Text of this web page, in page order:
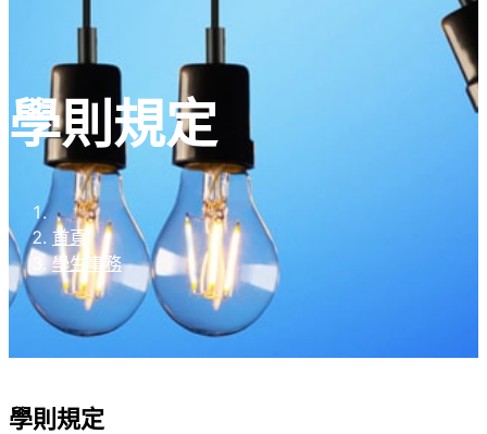
學則規定
首頁
學生事務
學則規定